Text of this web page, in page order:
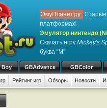
ЭмуПланет.ру: Старые
платформах!
Эмулятор нинтендо
Скачать игру Mickey's
буква "M"
Boy GBAdvance GBColor
Рейтинг игр Обзоры Новости